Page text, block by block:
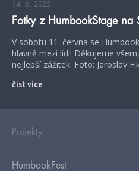
14. 6. 2022
Fotky z HumbookStage
V sobotu 11. června se
hlavně mezi lidi! Děkujeme
nejlepší zážitek. Foto: Jaroslav
číst více
Projekty
HumbookFest